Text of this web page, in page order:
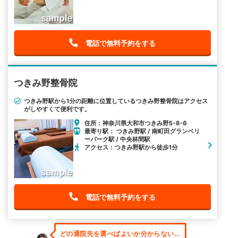
電話で無料予約をする
つきみ野整骨院
つきみ野駅から1分の距離に位置しているつきみ野整骨院はアクセス
がしやすくて便利です。
住所：神奈川県大和市つきみ野5-8-6
最寄り駅： つきみ野駅 / 南町田グランベリ
ーパーク駅 / 中央林間駅
アクセス：つきみ野駅から徒歩1分
電話で無料予約をする
どの通院先を選べばよいか分からない...